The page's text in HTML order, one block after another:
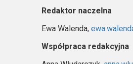
Redaktor naczelna
Ewa Walenda,
Współpraca redakcyjna